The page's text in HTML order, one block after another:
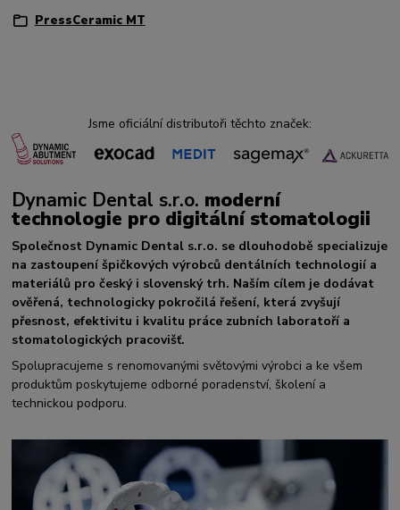
PressCeramic MT
Jsme oficiální distributoři těchto značek:
Dynamic Dental s.r.o. moderní
technologie pro digitální stomatologii
Společnost Dynamic Dental s.r.o. se dlouhodobě specializuje
na zastoupení špičkových výrobců dentálních technologií a
materiálů pro český i slovenský trh. Naším cílem je dodávat
ověřená, technologicky pokročilá řešení, která zvyšují
přesnost, efektivitu i kvalitu práce zubních laboratoří a
stomatologických pracovišť.
Spolupracujeme s renomovanými světovými výrobci a ke všem
produktům poskytujeme odborné poradenství, školení a
technickou podporu.